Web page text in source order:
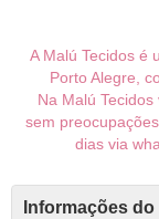
A Malú Tecidos é
Porto Alegre,
Na Malú
sem
dias via
Informações